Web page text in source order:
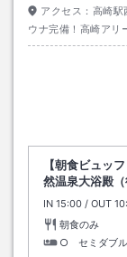
アクセス： 高崎駅
ウナ完備！高崎アリ
Gメッセ群馬まで徒
【朝食ビュッ
然温泉大浴殿
IN チェックイン
15:00 / OUT チ
朝食のみ
○ セミダブ